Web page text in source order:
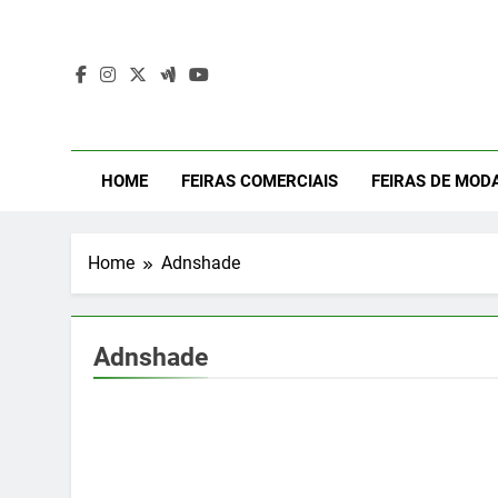
HOME FEIRAS COMERCIAIS FEIRAS DE
Home Adnshade
Adnshade